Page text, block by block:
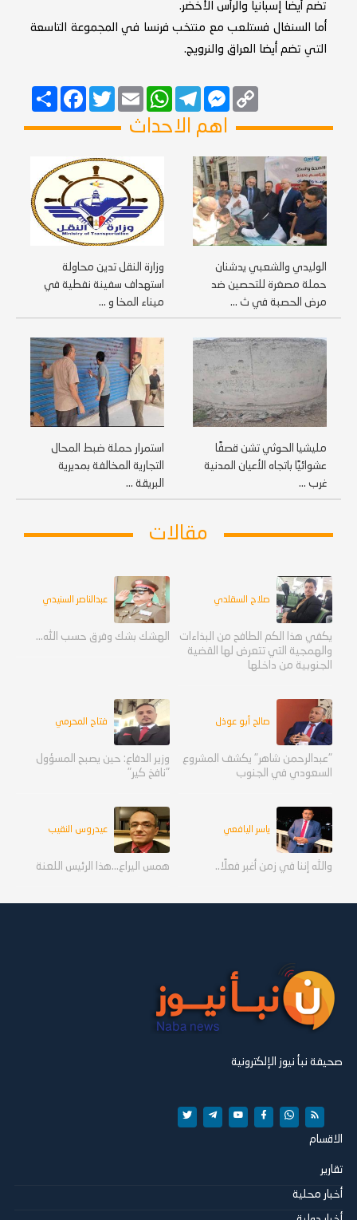
تضم أيضا إسبانيا والرأس الأخضر.
أما السنغال فستلعب مع منتخب فرنسا في المجموعة التاسعة
التي تضم أيضا العراق والنرويج.
انشر
FacebookTwitterEmail
WhatsAppTelegram
MessengerCopy
Link
اهم الاحداث
الوليدي والشعبي يدشنان
حملة مصغرة للتحصين ضد
مرض الحصبة في ث ...
وزارة النقل تدين محاولة
استهداف سفينة نفطية في
ميناء المخا و ...
مليشيا الحوثي تشن قصفًا
عشوائيًا باتجاه الأعيان المدنية
غرب ...
استمرار حملة ضبط المحال
التجارية المخالفة بمديرية
البريقة ...
مقالات
صلاح السقلدي
يكفي هذا الكم الطافح من البذاءات
والهمجية التي تتعرض لها القضية
الجنوبية من داخلها
عبدالناصر السنيدي
الهشك بشك وفرق حسب الله...
صالح أبو عوذل
"عبدالرحمن شاهر" يكشف المشروع
السعودي في الجنوب
فتاح المحرمي
وزير الدفاع: حين يصبح المسؤول
"نافخ كير"
ياسر اليافعي
والله إننا في زمن أغبر فعلًا..
عيدروس النقيب
همس اليراع...هذا الرئيس اللعنة
صحيفة نبأ نيوز الإلكترونية
الاقسام
تقارير
أخبار محلية